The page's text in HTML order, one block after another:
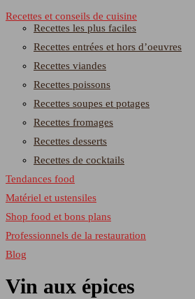
Recettes et conseils de cuisine
Recettes les plus faciles
Recettes entrées et hors d’oeuvres
Recettes viandes
Recettes poissons
Recettes soupes et potages
Recettes fromages
Recettes desserts
Recettes de cocktails
Tendances food
Matériel et ustensiles
Shop food et bons plans
Professionnels de la restauration
Blog
Vin aux épices